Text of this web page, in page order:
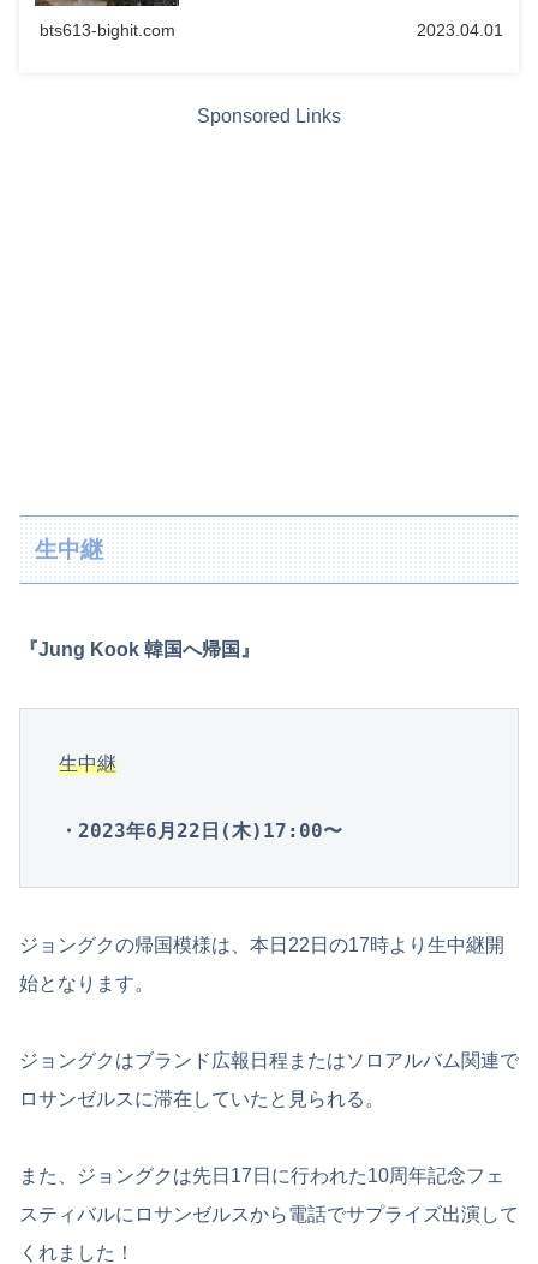
bts613-bighit.com 2023.04.01
Sponsored Links
生中継
『Jung Kook 韓国へ帰国』
生中継
・2023年6月22日(木)17:00〜
ジョングクの帰国模様は、本日22日の17時より生中継開
始となります。
ジョングクはブランド広報日程またはソロアルバム関連で
ロサンゼルスに滞在していたと見られる。
また、ジョングクは先日17日に行われた10周年記念フェ
スティバルにロサンゼルスから電話でサプライズ出演して
くれました！